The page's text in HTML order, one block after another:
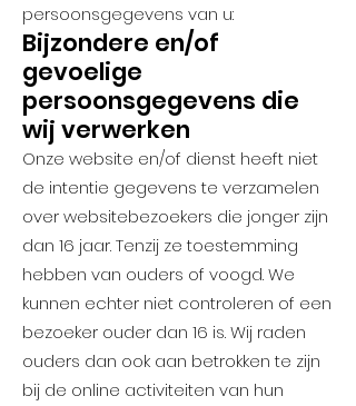
persoonsgegevens van u:
Bijzondere en/of
gevoelige
persoonsgegevens die
wij verwerken
Onze website en/of dienst heeft niet
de intentie gegevens te verzamelen
over websitebezoekers die jonger zijn
dan 16 jaar. Tenzij ze toestemming
hebben van ouders of voogd. We
kunnen echter niet controleren of een
bezoeker ouder dan 16 is. Wij raden
ouders dan ook aan betrokken te zijn
bij de online activiteiten van hun